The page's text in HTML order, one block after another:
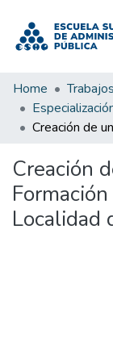
Home
Creación
Localidad